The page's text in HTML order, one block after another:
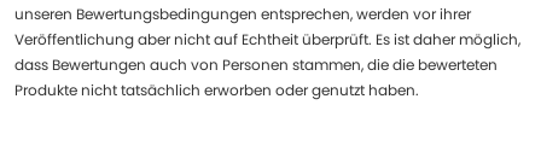
unseren Bewertungsbedingungen entsprechen, werden vor ihrer
Veröffentlichung aber nicht auf Echtheit überprüft. Es ist daher möglich,
dass Bewertungen auch von Personen stammen, die die bewerteten
Produkte nicht tatsächlich erworben oder genutzt haben.